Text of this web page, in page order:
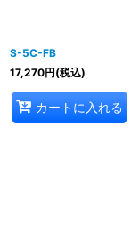
S-5C-FB
17,270円(税込)
カートに入れる